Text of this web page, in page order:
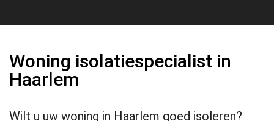
Woning isolatiespecialist in
Haarlem
Wilt u uw woning in Haarlem goed isoleren?